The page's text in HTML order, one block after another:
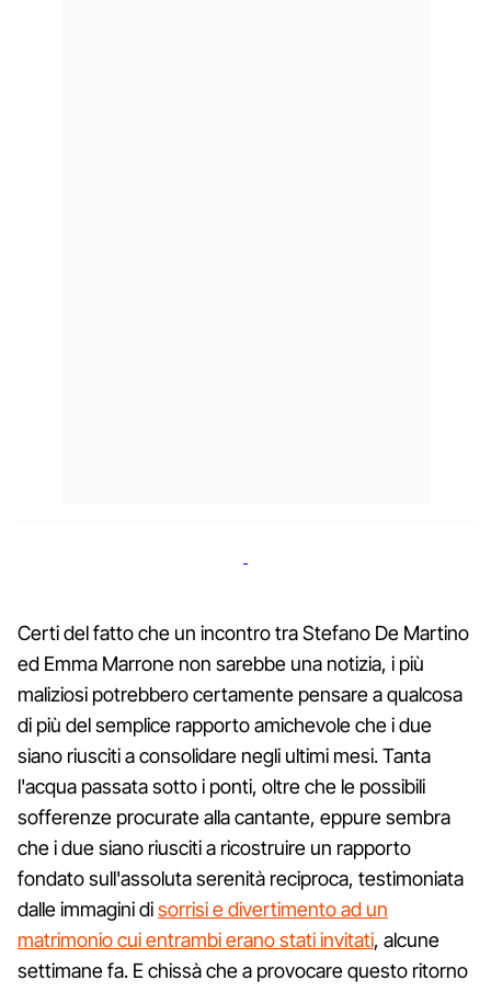
Certi del fatto che un incontro tra Stefano De Martino
ed Emma Marrone non sarebbe una notizia, i più
maliziosi potrebbero certamente pensare a qualcosa
di più del semplice rapporto amichevole che i due
siano riusciti a consolidare negli ultimi mesi. Tanta
l'acqua passata sotto i ponti, oltre che le possibili
sofferenze procurate alla cantante, eppure sembra
che i due siano riusciti a ricostruire un rapporto
fondato sull'assoluta serenità reciproca, testimoniata
dalle immagini disorrisi e divertimento ad un
matrimonio cui entrambi erano stati invitati, alcune
settimane fa. E chissà che a provocare questo ritorno